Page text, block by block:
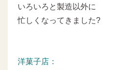
いろいろと製造以外に
忙しくなってきました?
洋菓子店：